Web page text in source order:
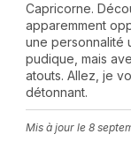
Capricorne.
apparemment
une personnalité
pudique, mais
atouts. Allez, je
détonnant.
Mis à jour le 8